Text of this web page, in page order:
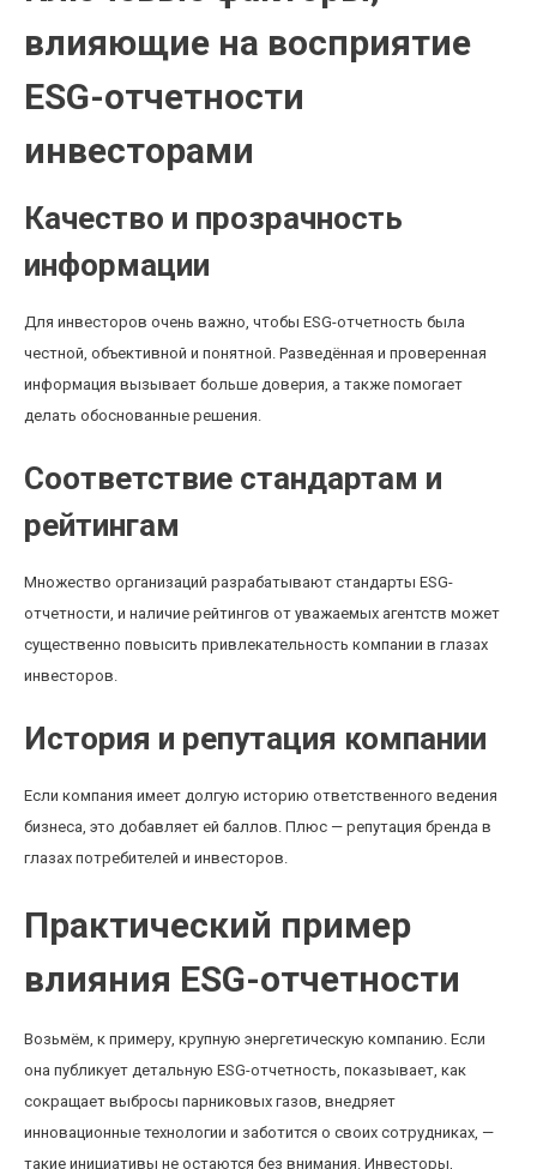
влияющие на восприятие
ESG-отчетности
инвесторами
Качество и прозрачность
информации
Для инвесторов очень важно, чтобы ESG-отчетность была
честной, объективной и понятной. Разведённая и проверенная
информация вызывает больше доверия, а также помогает
делать обоснованные решения.
Соответствие стандартам и
рейтингам
Множество организаций разрабатывают стандарты ESG-
отчетности, и наличие рейтингов от уважаемых агентств может
существенно повысить привлекательность компании в глазах
инвесторов.
История и репутация компании
Если компания имеет долгую историю ответственного ведения
бизнеса, это добавляет ей баллов. Плюс — репутация бренда в
глазах потребителей и инвесторов.
Практический пример
влияния ESG-отчетности
Возьмём, к примеру, крупную энергетическую компанию. Если
она публикует детальную ESG-отчетность, показывает, как
сокращает выбросы парниковых газов, внедряет
инновационные технологии и заботится о своих сотрудниках, —
такие инициативы не остаются без внимания. Инвесторы,